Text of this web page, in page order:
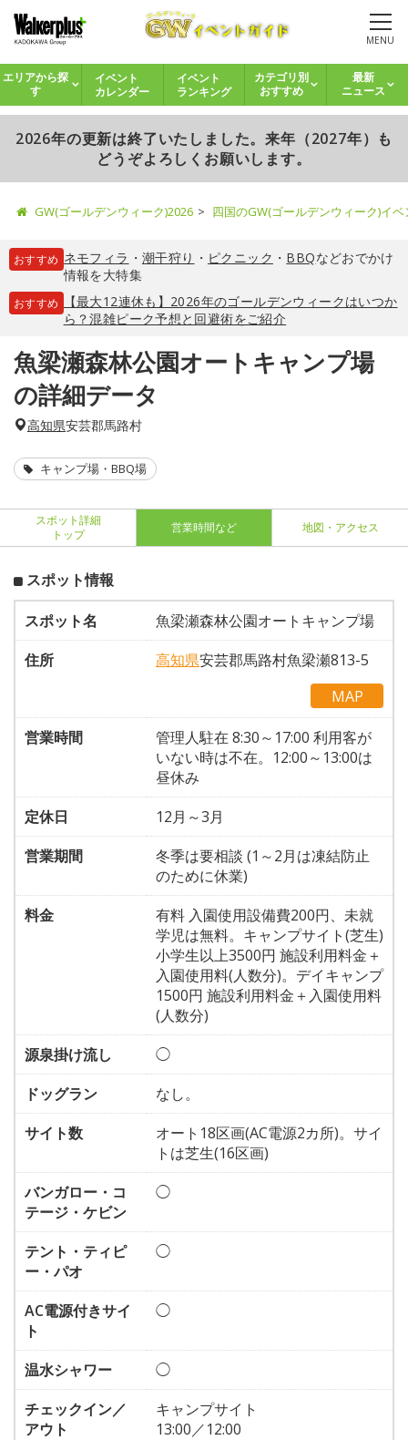
MENU
エリアから探
す
イベント
カレンダー
イベント
ランキング
カテゴリ別
おすすめ
最新
ニュース
2026年の更新は終了いたしました。来年（2027年）も
どうぞよろしくお願いします。
GW(ゴールデンウィーク)2026 四国のGW(ゴールデンウィーク)イ
おすすめ ネモフィラ ・ 潮干狩り ・ ピクニック ・ BBQなどおでかけ
情報を大特集
おすすめ
【最大12連休も】2026年のゴールデンウィークはいつか
ら？混雑ピーク予想と回避術をご紹介
魚梁瀬森林公園オートキャンプ場
の詳細データ
高知県安芸郡馬路村
キャンプ場・BBQ場
スポット詳細
トップ
営業時間など 地図・アクセス
スポット情報
スポット名
魚梁瀬森林公園オートキャンプ場
住所
高知県安芸郡馬路村魚梁瀬813-5
MAP
営業時間
管理人駐在 8:30～17:00 利用客が
いない時は不在。12:00～13:00は
昼休み
定休日
12月～3月
営業期間
冬季は要相談 (1～2月は凍結防止
のために休業)
料金
有料 入園使用設備費200円、未就
学児は無料。キャンプサイト(芝生)
小学生以上3500円 施設利用料金＋
入園使用料(人数分)。デイキャンプ
1500円 施設利用料金＋入園使用料
(人数分)
源泉掛け流し
◯
ドッグラン
なし。
サイト数
オート18区画(AC電源2カ所)。サイ
トは芝生(16区画)
バンガロー・コ
テージ・ケビン
◯
テント・ティピ
ー・パオ
◯
AC電源付きサイ
ト
◯
温水シャワー
◯
チェックイン／
アウト
キャンプサイト
13:00／12:00